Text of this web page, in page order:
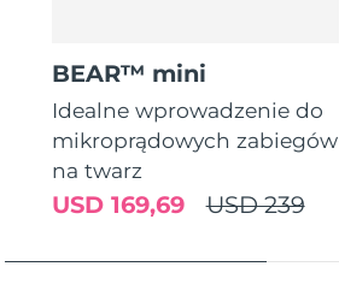
BEAR™ mini
Idealne wprowadzenie do
mikroprądowych zabiegów
na twarz
USD 239
USD 169,69